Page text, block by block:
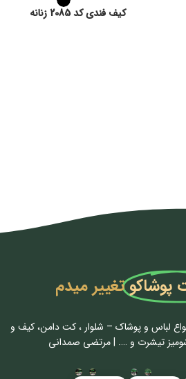
کیف فندی کد 2085 زنانه
پوشاکوتغییر میدم
لباس‌ و پوشاک – شلوار ، کت دامن، کیف و
شومیز تیشرت و …. | مرتضی صمدانی